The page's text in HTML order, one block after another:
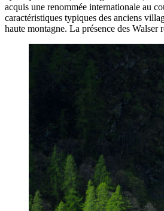
acquis une renommée internationale au
caractéristiques typiques des anciens
haute montagne. La présence des